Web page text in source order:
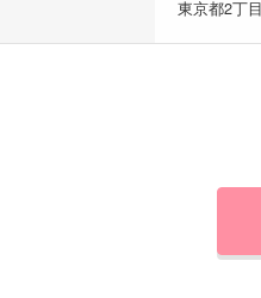
東京都2丁